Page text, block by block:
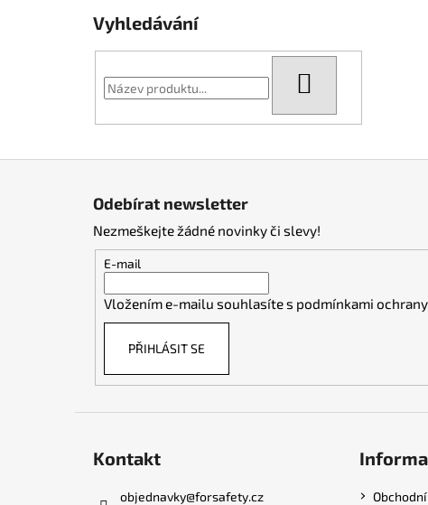
Vyhledávání
Odebírat newsletter
Nezmeškejte žádné novinky či slevy!
E-mail
Vložením e-mailu souhlasíte s podmínkami
PŘIHLÁSIT SE
Kontakt
objednavky@forsafety.cz